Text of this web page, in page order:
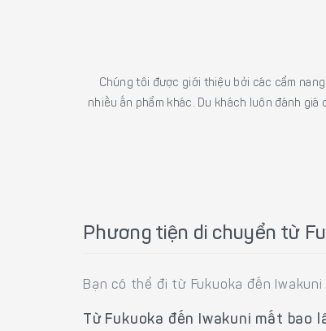
Chúng tôi được giới thiệu bởi các cẩm
nhiều ấn phẩm khác. Du khách luôn đánh
Phương tiện di chuyển từ
Bạn có thể đi từ Fukuoka đến
Từ Fukuoka đến Iwakuni mất bao